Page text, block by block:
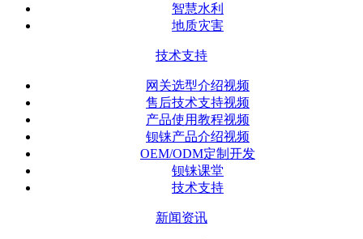
智慧水利
地质灾害
技术支持
网关选型介绍视频
售后技术支持视频
产品使用教程视频
钡铼产品介绍视频
OEM/ODM定制开发
钡铼课堂
技术支持
新闻资讯